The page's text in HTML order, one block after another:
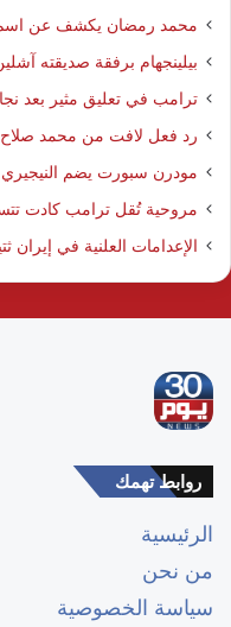
محمد رمضان يكشف عن اسم
بيلينجهام برفقة صديقته
ترامب في تعليق مثير بعد
رد فعل لافت من محمد صلاح
مودرن سبورت يضم النيجيري
مروحية تُقل ترامب كادت
الإعدامات العلنية في إيران
روابط تهمك
الرئيسية
من نحن
سياسة الخصوصية